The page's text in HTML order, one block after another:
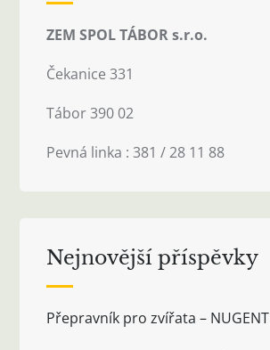
ZEM SPOL TÁBOR s.r.o.
Čekanice 331
Tábor 390 02
Pevná linka : 381 / 28 11 88
Nejnovější příspěvky
Přepravník pro zvířata – NUGENT